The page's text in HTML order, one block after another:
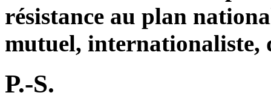
résistance au plan
mutuel, internationaliste,
P.-S.